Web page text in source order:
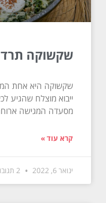
שקשוקה תרד
שקשוקה היא אחת
ייבוא מוצלח שהגיע
מסעדה המגישה
קרא עוד »
ינואר 6, 2022